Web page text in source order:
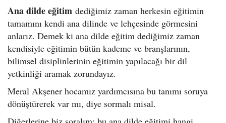
Ana dilde eğitim dediğimiz zaman herkesin eğitimin
tamamını kendi ana dilinde ve lehçesinde görmesini
anlarız. Demek ki ana dilde eğitim dediğimiz zaman
kendisiyle eğitimin bütün kademe ve branşlarının,
bilimsel disiplinlerinin eğitimin yapılacağı bir dil
yetkinliği aramak zorundayız.
Meral Akşener hocamız yardımcısına bu tanımı soruya
dönüştürerek var mı, diye sormalı misal.